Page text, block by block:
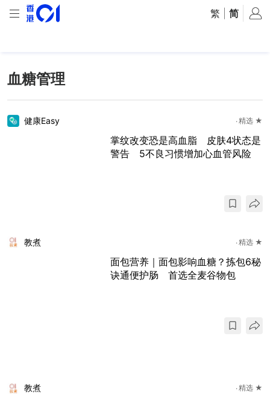
繁 简
血糖管理
健康Easy 精选 ★
掌纹改变恐是高血脂 皮肤4状态是
警告 5不良习惯增加心血管风险
教煮 精选 ★
面包营养｜面包影响血糖？拣包6秘
诀通便护肠 首选全麦谷物包
教煮 精选 ★